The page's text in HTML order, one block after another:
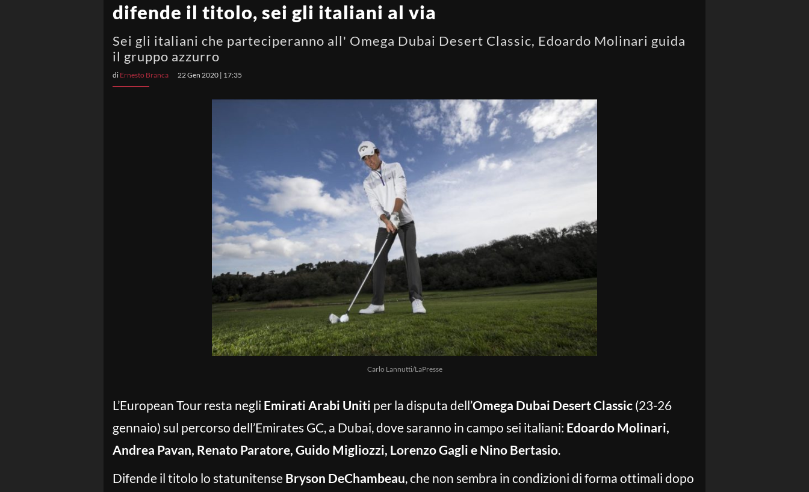
difende il titolo, sei gli italiani al via
Sei gli italiani che parteciperanno all' Omega Dubai Desert Classic, Edoardo Molinari guida
il gruppo azzurro
di Ernesto Branca 22 Gen 2020 | 17:35
Carlo Lannutti/LaPresse
L’European Tour resta negli Emirati Arabi Uniti per la disputa dell’Omega Dubai Desert Classic (23-26
gennaio) sul percorso dell’Emirates GC, a Dubai, dove saranno in campo sei italiani: Edoardo Molinari,
Andrea Pavan, Renato Paratore, Guido Migliozzi, Lorenzo Gagli e Nino Bertasio.
Difende il titolo lo statunitense Bryson DeChambeau, che non sembra in condizioni di forma ottimali dopo